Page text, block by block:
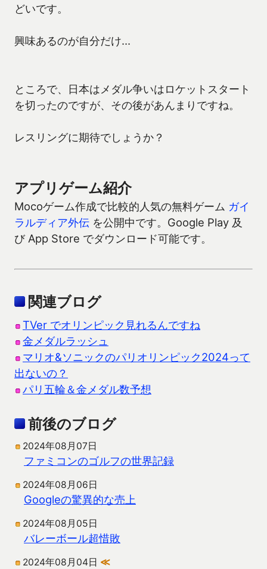
どいです。
興味あるのが自分だけ…
ところで、日本はメダル争いはロケットスタート
を切ったのですが、その後があんまりですね。
レスリングに期待でしょうか？
アプリゲーム紹介
Mocoゲーム作成で比較的人気の無料ゲーム ガイ
ラルディア外伝 を公開中です。Google Play 及
び App Store でダウンロード可能です。
関連ブログ
TVer でオリンピック見れるんですね
金メダルラッシュ
マリオ&ソニックのパリオリンピック2024って
出ないの？
パリ五輪＆金メダル数予想
前後のブログ
2024年08月07日
ファミコンのゴルフの世界記録
2024年08月06日
Googleの驚異的な売上
2024年08月05日
バレーボール超惜敗
2024年08月04日 ≪